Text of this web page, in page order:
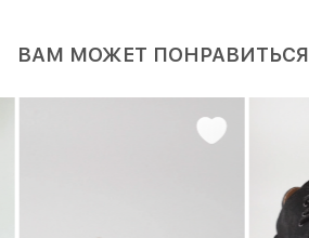
ВАМ МОЖЕТ ПОНРАВИТЬСЯ